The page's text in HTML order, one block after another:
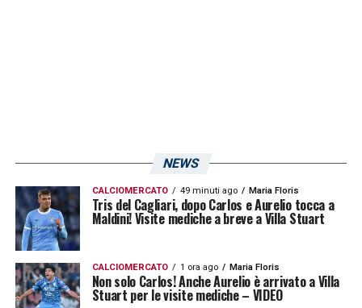
NEWS
CALCIOMERCATO 49 minuti ago Maria Floris
Tris del Cagliari, dopo Carlos e Aurelio tocca a
Maldini! Visite mediche a breve a Villa Stuart
CALCIOMERCATO 1 ora ago Maria Floris
Non solo Carlos! Anche Aurelio è arrivato a Villa
Stuart per le visite mediche – VIDEO